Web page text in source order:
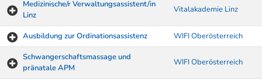
Medizinische/r Verwaltungsassistent/in
Linz
Vitalakademie Linz
Ausbildung zur Ordinationsassistenz
WIFI Oberösterreich
Schwangerschaftsmassage und
pränatale APM
WIFI Oberösterreich